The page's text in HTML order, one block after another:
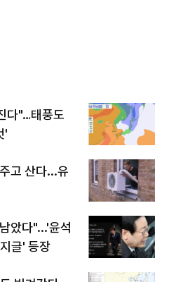
다"…태풍도
'
고 산다...유
았다"...'윤석
글' 등장